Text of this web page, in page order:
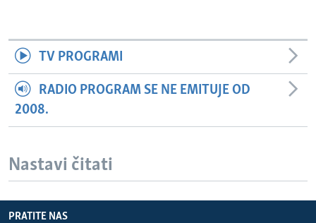
TV PROGRAMI
RADIO PROGRAM SE NE EMITUJE OD
2008.
Nastavi čitati
PRATITE NAS